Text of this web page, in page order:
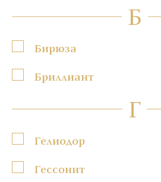
Б
Бирюза
Бриллиант
Г
Гелиодор
Гессонит